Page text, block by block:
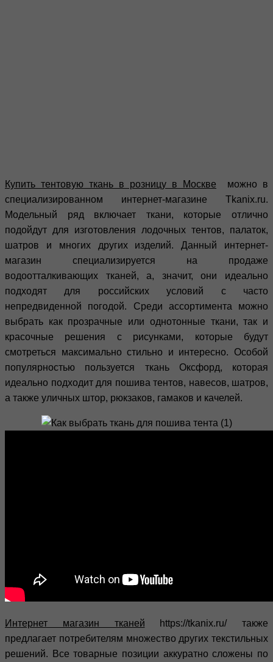
Купить тентовую ткань в розницу в Москве можно в
специализированном интернет-магазине Tkanix.ru.
Модельный ряд включает ткани, которые отлично
подойдут для изготовления лодочных тентов, палаток,
шатров и многих других изделий. Данный интернет-
магазин специализируется на продаже
водоотталкивающих тканей, а, значит, они идеально
подходят для российских условий с часто
непредвиденной погодой. Среди ассортимента можно
выбрать как прозрачные или однотонные ткани, так и
красочные решения с рисунками, которые будут
смотреться максимально стильно и интересно. Особой
популярностью пользуется ткань Оксфорд, которая
идеально подходит для пошива тентов, навесов, шатров,
а также уличных штор, рюкзаков, гамаков и качелей.
Интернет магазин тканей https://tkanix.ru/ также
предлагает потребителям множество других текстильных
решений. Все товарные позиции аккуратно сложены по